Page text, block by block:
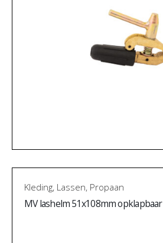
Kleding, Lassen, Propaan
MV lashelm 51x108mm opklapbaar